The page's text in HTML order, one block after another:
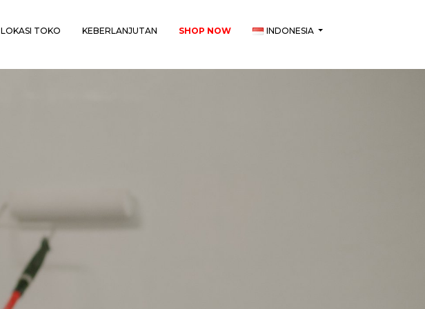
LOKASI TOKO KEBERLANJUTAN SHOP NOW INDONESIA